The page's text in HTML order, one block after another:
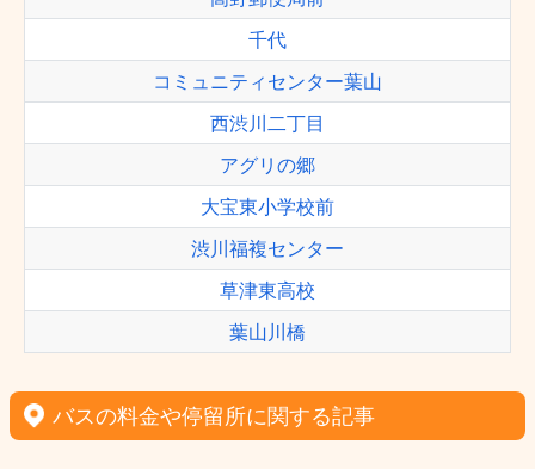
千代
コミュニティセンター葉山
西渋川二丁目
アグリの郷
大宝東小学校前
渋川福複センター
草津東高校
葉山川橋
バスの料金や停留所に関する記事